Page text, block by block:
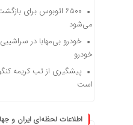
۶۵۰۰ اتوبوس برای
می‌شود
خودرو بی‌مهابا در
خودرو
پیشگیری از تب کریمه
است
اطلاعات لحظه‌ای ایران و